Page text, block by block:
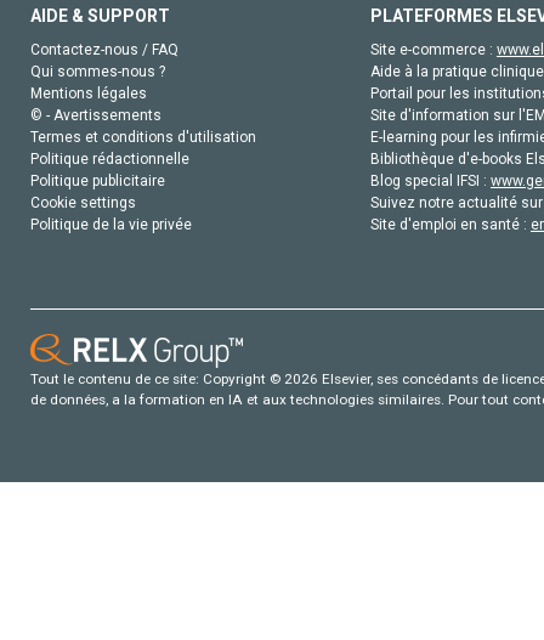
AIDE & SUPPORT
Contactez-nous / FAQ
Qui sommes-nous ?
Mentions légales
© - Avertissements
Termes et conditions d'utilisation
Politique rédactionnelle
Politique publicitaire
Cookie settings
Politique de la vie privée
PLATEFORMES
Site e-commerce :
Aide à la pratique
Portail pour les
Site d'information sur
E-learning pour les
Bibliothèque d'e-books
Blog special IFSI :
Suivez notre actualité
Site d'emploi en santé :
Tout le contenu de ce site: Copyright © 2026 Elsevier, ses concédants de
de données, a la formation en IA et aux technologies similaires. Pour tout